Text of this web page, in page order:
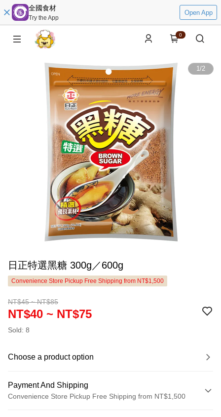
全國食材
Try the App
Open App
0
1/2
日正特選黑糖 300g／600g
Convenience Store Pickup Free Shipping from NT$1,500
NT$45 ~ NT$85
NT$40 ~ NT$75
Sold: 8
Choose a product option
Payment And Shipping
Convenience Store Pickup Free Shipping from NT$1,500